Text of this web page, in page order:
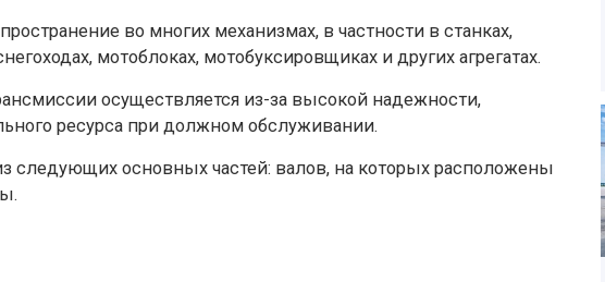
во многих механизмах, в частности в станках,
мотоблоках, мотобуксировщиках и других агрегатах.
осуществляется из-за высокой надежности,
ресурса при должном обслуживании.
следующих основных частей: валов, на которых расположены